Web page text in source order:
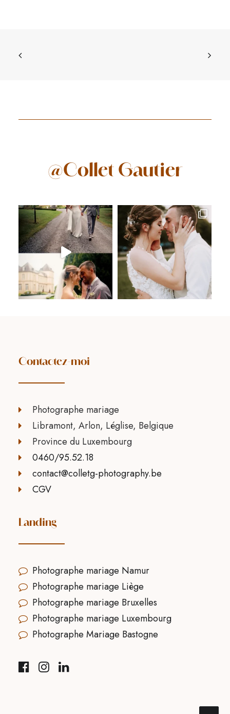
@Collet Gautier
Contactez-moi
Photographe mariage
Libramont, Arlon, Léglise, Belgique
Province du Luxembourg
0460/95.52.18
contact@colletg-photography.be
CGV
Landing
Photographe mariage Namur
Photographe mariage Liège
Photographe mariage Bruxelles
Photographe mariage Luxembourg
Photographe Mariage Bastogne